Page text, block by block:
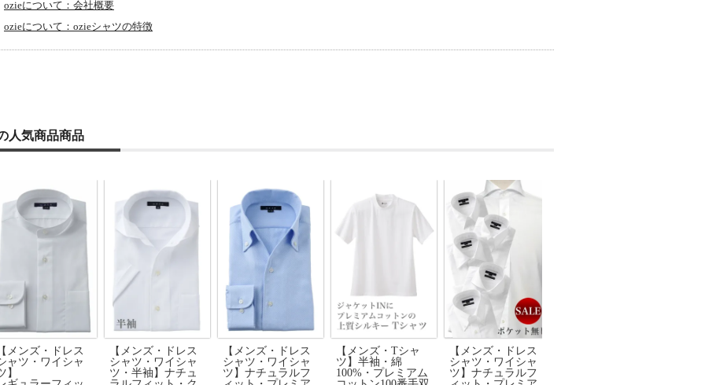
ozieについて：会社概要
ozieについて：ozieシャツの特徴
人気商品商品
メンズ・ドレス
ャツ・ワイシャ
】
【メンズ・ドレス
シャツ・ワイシャ
ツ・半袖】ナチュ
【メンズ・ドレス
シャツ・ワイシャ
ツ】ナチュラルフ
【メンズ・Tシャ
ツ】半袖・綿
100%・プレミアム
【メンズ・ドレス
シャツ・ワイシャ
ツ】ナチュラルフ